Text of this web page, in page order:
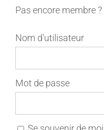
Pas encore membre ?
Nom d'utilisateur
Mot de passe